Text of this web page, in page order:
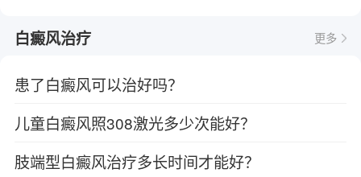
白癜风治疗 更多
患了白癜风可以治好吗？
儿童白癜风照308激光多少次能好？
肢端型白癜风治疗多长时间才能好？